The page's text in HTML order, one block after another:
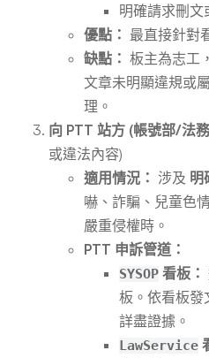
明確請求刪文
優點： 最直接針對
缺點： 板主為志工
文章未明顯違規或
理。
向 PTT 站方 (帳號部/法
或違法內容)
適用情況： 涉及 明
嚇、詐騙、兒童色
嚴重侵權時。
PTT 申訴管道：
SYSOP 看板：
板。依看板發
詳盡證據。
LawService